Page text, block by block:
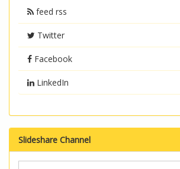
feed rss
Twitter
Facebook
LinkedIn
Slideshare Channel